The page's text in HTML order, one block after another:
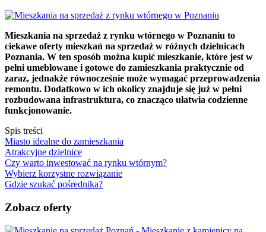
Mieszkania na sprzedaż z rynku wtórnego w Poznaniu to
ciekawe oferty mieszkań na sprzedaż w różnych dzielnicach
Poznania. W ten sposób można kupić mieszkanie, które jest w
pełni umeblowane i gotowe do zamieszkania praktycznie od
zaraz, jednakże równocześnie może wymagać przeprowadzenia
remontu. Dodatkowo w ich okolicy znajduje się już w pełni
rozbudowana infrastruktura, co znacząco ułatwia codzienne
funkcjonowanie.
Spis treści
Miasto idealne do zamieszkania
Atrakcyjne dzielnice
Czy warto inwestować na rynku wtórnym?
Wybierz korzystne rozwiązanie
Gdzie szukać pośrednika?
Zobacz oferty